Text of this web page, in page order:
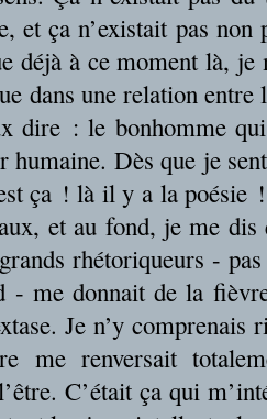
et ça n’existait pas
déjà à ce moment là, je
dans une relation
dire : le bonhomme
humaine. Dès que je
ça ! là il y a la poésie
et au fond, je me
rhétoriqueurs -
- me donnait de la
Je n’y comprenais
me renversait
C’était ça qui